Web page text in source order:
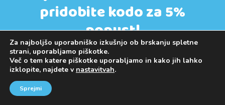
pridobite kodo za 5%
popust!
Obveščali vas bomo o novostih in ekskluzivnih
ponudbah samo za vas.
Koda lahko uporabite že pri prvem nakupu.
Za najboljšo uporabniško izkušnjo ob brskanju spletne
strani, uporabljamo piškotke.
Več o tem katere piškotke uporabljamo in kako jih lahko
izklopite, najdete v nastavitvah.
Sprejmi